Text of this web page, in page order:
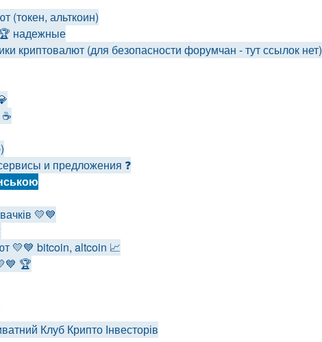
(токен, альткоин)
надежные
криптовалют (для безопасности форумчан - тут ссылок нет)
и предложения ❓
💛💙
💛💙 bitcoin, altcoin 📈
🏆
Клуб Крипто Інвесторів